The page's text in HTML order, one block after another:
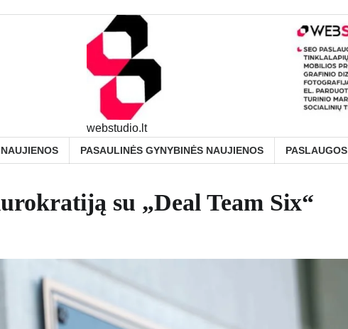
webstudio.lt
PASAULINĖS GYNYBINĖS NAUJIENOS PASLAUGOS
su „Deal Team Six“